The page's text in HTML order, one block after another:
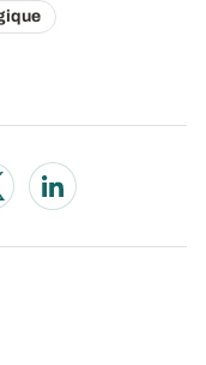
new window
in a new window
Opens in a new